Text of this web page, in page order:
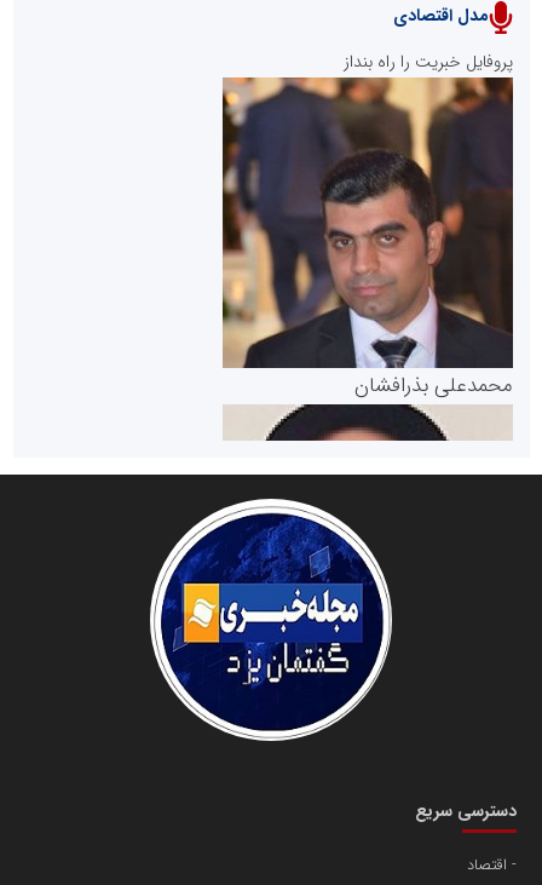
پایگاه خبری نهضت ملی مسکن
پایگاه خبری گفتمان یزد
دانشگاه سئوی ایران
سازمان بورس و اوراق بهادار
مرجع اخبار موثق در بازارسرمایه
سازمان صنعت،معدن و تجارت
مدل اقتصادی
پروفایل خبریت را راه بنداز
محمدعلی بذرافشان
مریم حاج نوروز نظری
دسترسی سریع
اقتصاد